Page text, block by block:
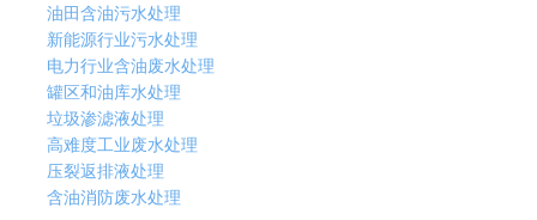
油田含油污水处理
新能源行业污水处理
电力行业含油废水处理
罐区和油库水处理
垃圾渗滤液处理
高难度工业废水处理
压裂返排液处理
含油消防废水处理